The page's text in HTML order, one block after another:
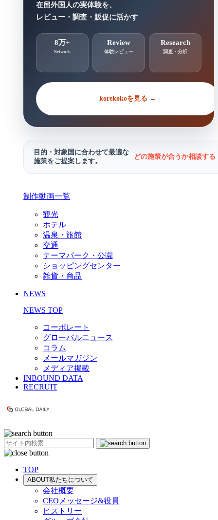
在留外国人の実体験を、
レビュー・調査・販促に活かす
8万+
Network
Review
体験レビュー
Research
調査・分析
korekokoを見る →
目的・対象国に合わせて最適な
施策をご提案します。
どの施策が合うか相談す
制作動画一覧
観光
ホテル
温泉・旅館
交通
テーマパーク・公園
ショッピングセンター
雑貨・商品
NEWS
NEWS TOP
コーポレート
グローバルニュース
コラム
メールマガジン
メディア掲載
INBOUND DATA
RECRUIT
TOP
ABOUT私たちについて
会社概要
CEOメッセージ&役員
ヒストリー